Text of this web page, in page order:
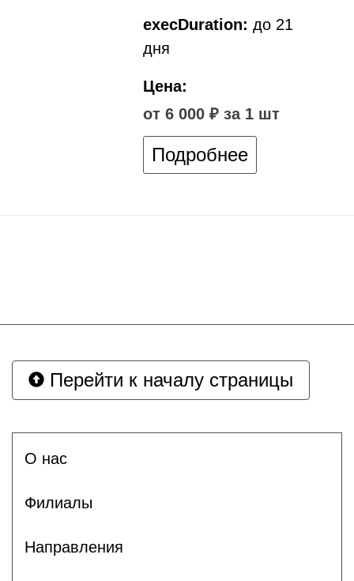
execDuration: до 21
дня
Цена:
от 6 000 ₽ за 1 шт
Подробнее
Перейти к началу страницы
О нас
Филиалы
Направления